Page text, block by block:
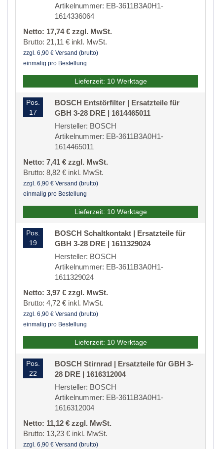
Artikelnummer: EB-3611B3A0H1-
1614336064
Netto: 17,74 € zzgl. MwSt.
Brutto: 21,11 € inkl. MwSt.
zzgl. 6,90 € Versand (brutto)
einmalig pro Bestellung
Lieferzeit: 10 Werktage
Pos.
17
BOSCH Entstörfilter | Ersatzteile für
GBH 3-28 DRE | 1614465011
Hersteller: BOSCH
Artikelnummer: EB-3611B3A0H1-
1614465011
Netto: 7,41 € zzgl. MwSt.
Brutto: 8,82 € inkl. MwSt.
zzgl. 6,90 € Versand (brutto)
einmalig pro Bestellung
Lieferzeit: 10 Werktage
Pos.
19
BOSCH Schaltkontakt | Ersatzteile für
GBH 3-28 DRE | 1611329024
Hersteller: BOSCH
Artikelnummer: EB-3611B3A0H1-
1611329024
Netto: 3,97 € zzgl. MwSt.
Brutto: 4,72 € inkl. MwSt.
zzgl. 6,90 € Versand (brutto)
einmalig pro Bestellung
Lieferzeit: 10 Werktage
Pos.
22
BOSCH Stirnrad | Ersatzteile für GBH 3-
28 DRE | 1616312004
Hersteller: BOSCH
Artikelnummer: EB-3611B3A0H1-
1616312004
Netto: 11,12 € zzgl. MwSt.
Brutto: 13,23 € inkl. MwSt.
zzgl. 6,90 € Versand (brutto)